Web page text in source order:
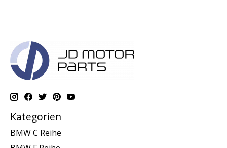
Kategorien
BMW C Reihe